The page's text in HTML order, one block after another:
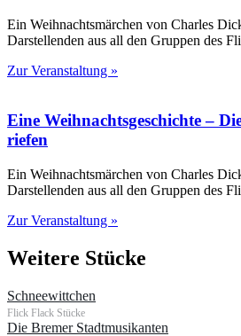
Ein Weihnachtsmärchen von Charles
Darstellenden aus all den Gruppen des
Zur Veranstaltung »
Eine Weihnachtsgeschichte –
riefen
Ein Weihnachtsmärchen von Charles
Darstellenden aus all den Gruppen des
Zur Veranstaltung »
Weitere Stücke
Schneewittchen
Flick Flack Stücke
Die Bremer Stadtmusikanten